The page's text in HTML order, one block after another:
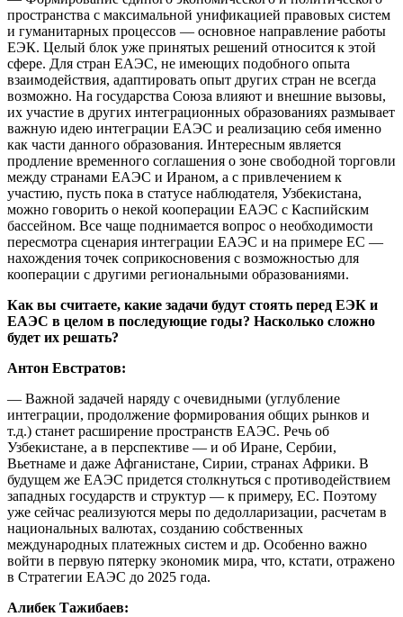
пространства с максимальной унификацией правовых систем
и гуманитарных процессов — основное направление работы
ЕЭК. Целый блок уже принятых решений относится к этой
сфере. Для стран ЕАЭС, не имеющих подобного опыта
взаимодействия, адаптировать опыт других стран не всегда
возможно. На государства Союза влияют и внешние вызовы,
их участие в других интеграционных образованиях размывает
важную идею интеграции ЕАЭС и реализацию себя именно
как части данного образования. Интересным является
продление временного соглашения о зоне свободной торговли
между странами ЕАЭС и Ираном, а с привлечением к
участию, пусть пока в статусе наблюдателя, Узбекистана,
можно говорить о некой кооперации ЕАЭС с Каспийским
бассейном. Все чаще поднимается вопрос о необходимости
пересмотра сценария интеграции ЕАЭС и на примере ЕС —
нахождения точек соприкосновения с возможностью для
кооперации с другими региональными образованиями.
Как вы считаете, какие задачи будут стоять перед ЕЭК и
ЕАЭС в целом в последующие годы? Насколько сложно
будет их решать?
Антон Евстратов:
— Важной задачей наряду с очевидными (углубление
интеграции, продолжение формирования общих рынков и
т.д.) станет расширение пространств ЕАЭС. Речь об
Узбекистане, а в перспективе — и об Иране, Сербии,
Вьетнаме и даже Афганистане, Сирии, странах Африки. В
будущем же ЕАЭС придется столкнуться с противодействием
западных государств и структур — к примеру, ЕС. Поэтому
уже сейчас реализуются меры по дедолларизации, расчетам в
национальных валютах, созданию собственных
международных платежных систем и др. Особенно важно
войти в первую пятерку экономик мира, что, кстати, отражено
в Стратегии ЕАЭС до 2025 года.
Алибек Тажибаев: